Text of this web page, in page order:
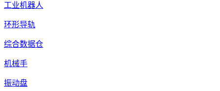
工业机器人
环形导轨
综合数据仓
机械手
振动盘